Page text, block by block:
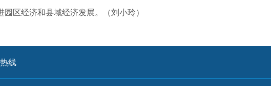
区经济和县域经济发展。（刘小玲）
线